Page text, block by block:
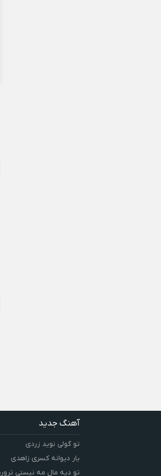
آهنگ جدید
تو گولی نوید زردی
یار دیوانه کسری زاهدی
تو دیه مال مه نیستی